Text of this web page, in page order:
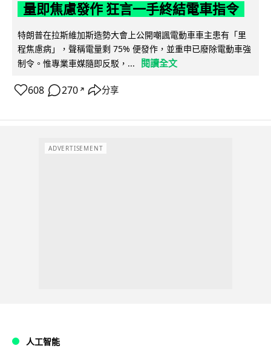
量即焦慮發作 狂言一手終結電車指令
特朗普在拉斯維加斯造勢大會上公開嘲諷電動車車主患有「里
程焦慮病」，聲稱電量剩 75% 便發作，並重申已廢除電動車強
制令。惟專業車媒隨即反駁，...
閱讀全文
608 270 ↗ 分享
ADVERTISEMENT
人工智能